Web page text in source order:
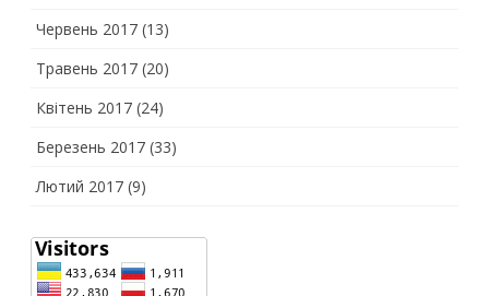
Червень 2017 (13)
Травень 2017 (20)
Квітень 2017 (24)
Березень 2017 (33)
Лютий 2017 (9)